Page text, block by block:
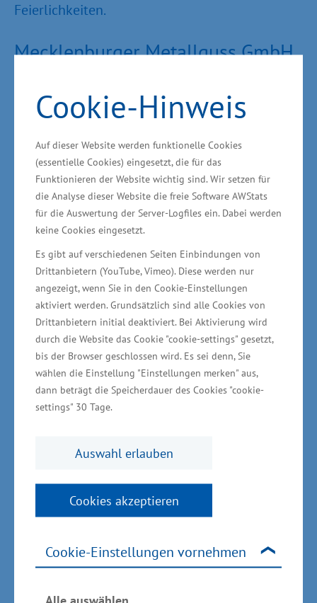
Cookie-Hinweis
Auf dieser Website werden funktionelle Cookies
(essentielle Cookies) eingesetzt, die für das
Funktionieren der Website wichtig sind. Wir setzen für
die Analyse dieser Website die freie Software AWStats
für die Auswertung der Server-Logfiles ein. Dabei werden
keine Cookies eingesetzt.
Es gibt auf verschiedenen Seiten Einbindungen von
Drittanbietern (YouTube, Vimeo). Diese werden nur
angezeigt, wenn Sie in den Cookie-Einstellungen
aktiviert werden. Grundsätzlich sind alle Cookies von
Drittanbietern initial deaktiviert. Bei Aktivierung wird
durch die Website das Cookie "cookie-settings" gesetzt,
bis der Browser geschlossen wird. Es sei denn, Sie
wählen die Einstellung "Einstellungen merken" aus,
dann beträgt die Speicherdauer des Cookies "cookie-
settings" 30 Tage.
Auswahl erlauben
Cookies akzeptieren
Cookie-Einstellungen vornehmen
Feierlichkeiten.
Mecklenburger Metallguss GmbH
1875 wurde das Unternehmen als
Es belieferte zunächst vor allem den
Maschinen- und Anlagenbau. Als nach dem
Zweiten Weltkrieg der Schiffbau im Osten
Deutschlands wieder aufgebaut wurde, fertigte
die Werftindustrie und spezialisierte sich auf die
Herstellung von Schiffspropellern.
Heute ist MMG eine der modernsten und
nachhaltigsten Propellerfabriken der Welt. Seit
1948 prägt MMG mit der Entwicklung und
Herstellung von Schiffspropellern die
Schifffahrt. Tausende Schiffe mit Propellern der
darunter die größten ihrer Klassen. Zur
innovative Fertigungsmethoden kombiniert. Die
Entwicklung effizienter Schiffsantriebe steht
der Produktion.
„Die MMG repräsentiert unser Land